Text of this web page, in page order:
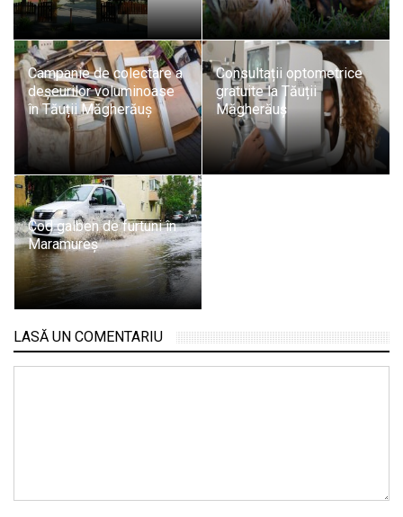
Campanie de colectare a
deșeurilor voluminoase
în Tăuții Măgherăuș
Consultații optometrice
gratuite la Tăuții
Măgherăuș
Cod galben de furtuni în
Maramureș
LASĂ UN COMENTARIU